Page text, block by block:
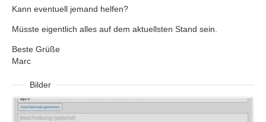
Kann eventuell jemand helfen?
Müsste eigentlich alles auf dem aktuellsten Stand sein.
Beste Grüße
Marc
Bilder